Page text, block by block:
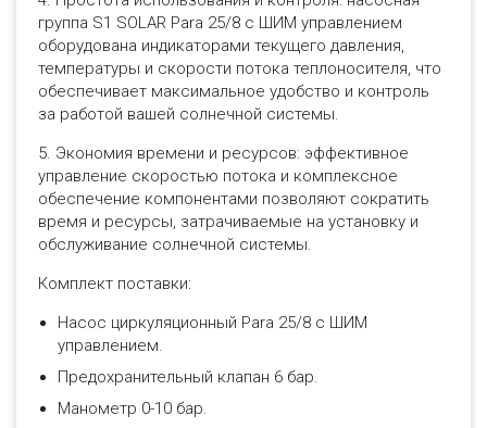
группа S1 SOLAR Para 25/8 с ШИМ управлением
оборудована индикаторами текущего давления,
температуры и скорости потока теплоносителя, что
обеспечивает максимальное удобство и контроль
за работой вашей солнечной системы.
5. Экономия времени и ресурсов: эффективное
управление скоростью потока и комплексное
обеспечение компонентами позволяют сократить
время и ресурсы, затрачиваемые на установку и
обслуживание солнечной системы.
Комплект поставки:
Насос циркуляционный Para 25/8 с ШИМ
управлением.
Предохранительный клапан 6 бар.
Манометр 0-10 бар.